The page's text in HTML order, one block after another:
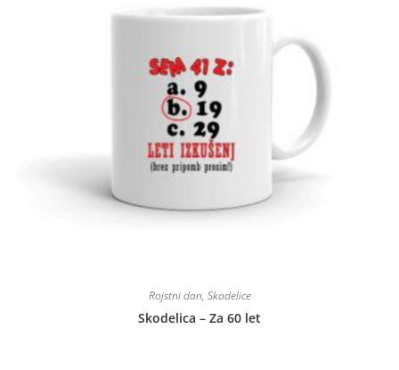
Rojstni dan, Skodelice
Skodelica – Za 60 let